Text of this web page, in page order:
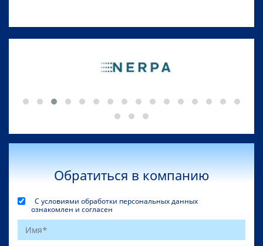
Обратиться в компанию
С условиями обработки персональных данных
ознакомлен и согласен